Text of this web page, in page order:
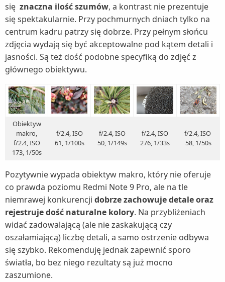
się znaczna ilość szumów, a kontrast nie prezentuje
się spektakularnie. Przy pochmurnych dniach tylko na
centrum kadru patrzy się dobrze. Przy pełnym słońcu
zdjęcia wydają się być akceptowalne pod kątem detali i
jasności. Są też dość podobne specyfiką do zdjęć z
głównego obiektywu.
Obiektyw
makro,
f/2.4, ISO
173, 1/50s
f/2.4, ISO
61, 1/100s
f/2.4, ISO
50, 1/149s
f/2.4, ISO
276, 1/33s
f/2.4, ISO
58, 1/50s
Pozytywnie wypada obiektyw makro, który nie oferuje
co prawda poziomu Redmi Note 9 Pro, ale na tle
niemrawej konkurencji dobrze zachowuje detale oraz
rejestruje dość naturalne kolory. Na przybliżeniach
widać zadowalającą (ale nie zaskakującą czy
oszałamiającą) liczbę detali, a samo ostrzenie odbywa
się szybko. Rekomenduję jednak zapewnić sporo
światła, bo bez niego rezultaty są już mocno
zaszumione.